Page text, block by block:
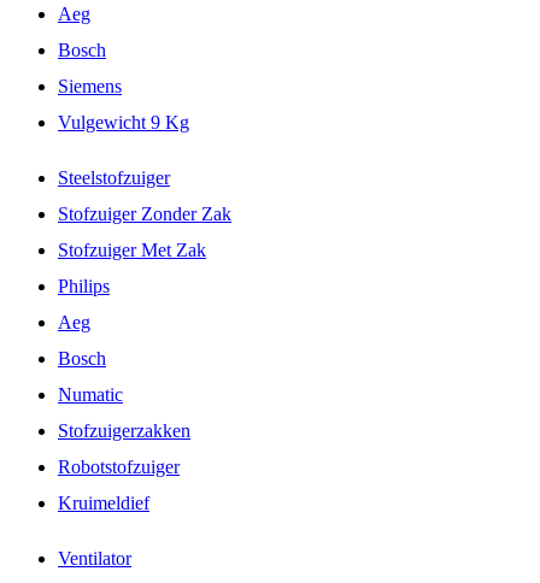
Aeg
Bosch
Siemens
Vulgewicht 9 Kg
Steelstofzuiger
Stofzuiger Zonder Zak
Stofzuiger Met Zak
Philips
Aeg
Bosch
Numatic
Stofzuigerzakken
Robotstofzuiger
Kruimeldief
Ventilator